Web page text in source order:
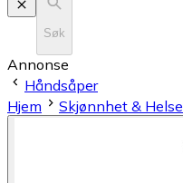
Søk
Annonse
Håndsåper
Hjem
Skjønnhet & Helse